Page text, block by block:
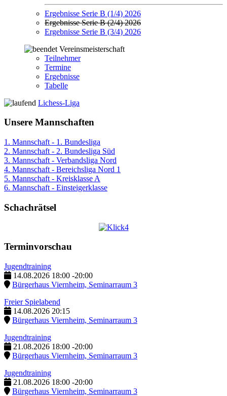
Ergebnisse Serie B (1/4) 2026
Ergebnisse Serie B (2/4) 2026
Ergebnisse Serie B (3/4) 2026
Vereinsmeisterschaft
Teilnehmer
Termine
Ergebnisse
Tabelle
Lichess-Liga
Unsere Mannschaften
1. Mannschaft - 1. Bundesliga
2. Mannschaft - 2. Bundesliga Süd
3. Mannschaft - Verbandsliga Nord
4. Mannschaft - Bereichsliga Nord 1
5. Mannschaft - Kreisklasse A
6. Mannschaft - Einsteigerklasse
Schachrätsel
Terminvorschau
Jugendtraining
14.08.2026 18:00 -20:00
Bürgerhaus Viernheim, Seminarraum 3
Freier Spielabend
14.08.2026 20:15
Bürgerhaus Viernheim, Seminarraum 3
Jugendtraining
21.08.2026 18:00 -20:00
Bürgerhaus Viernheim, Seminarraum 3
Jugendtraining
21.08.2026 18:00 -20:00
Bürgerhaus Viernheim, Seminarraum 3